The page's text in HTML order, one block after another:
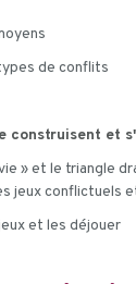
de conflits
construisent et
» et le triangle
jeux conflictuels
et les déjouer